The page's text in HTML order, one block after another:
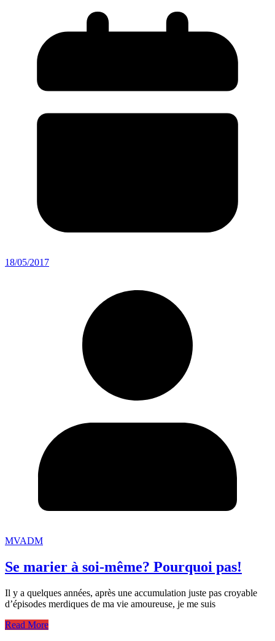
18/05/2017
MVADM
Se marier à soi-même? Pourquoi pas!
Il y a quelques années, après une accumulation juste pas croyable
d’épisodes merdiques de ma vie amoureuse, je me suis
Read More